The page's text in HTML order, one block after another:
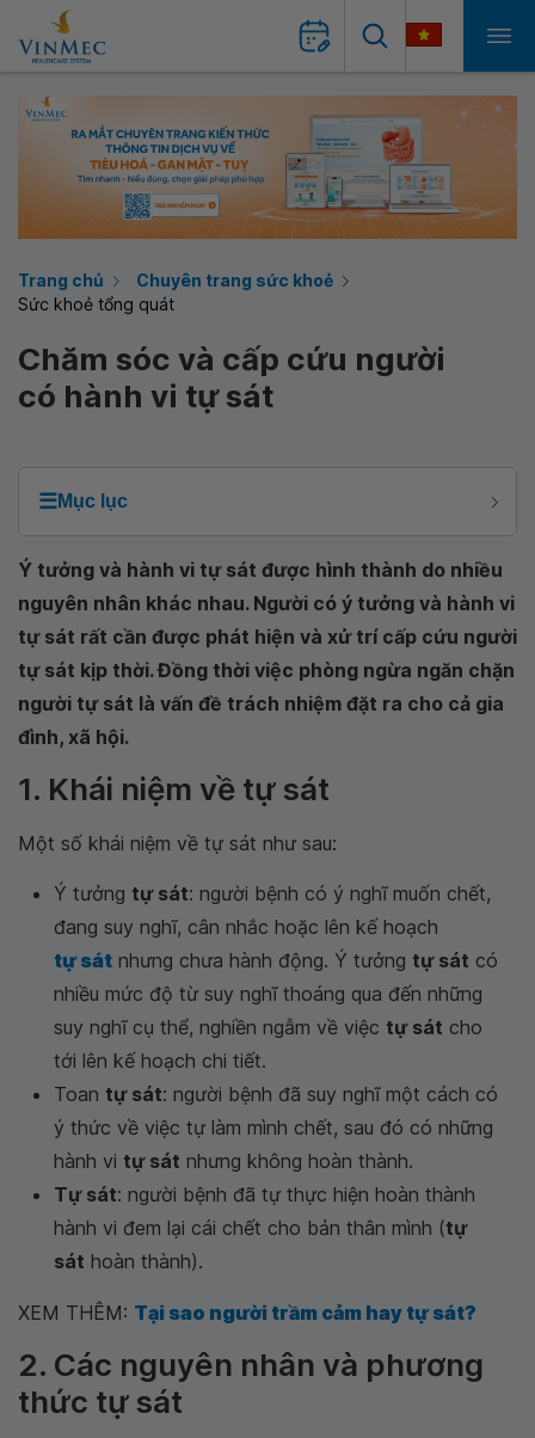
Trang chủ
Chuyên trang sức khoẻ
Sức khoẻ tổng quát
Chăm sóc và cấp cứu người
có hành vi tự sát
☰Mục lục
Ý tưởng và hành vi tự sát được hình thành do nhiều
nguyên nhân khác nhau. Người có ý tưởng và hành vi
tự sát rất cần được phát hiện và xử trí cấp cứu người
tự sát kịp thời. Đồng thời việc phòng ngừa ngăn chặn
người tự sát là vấn đề trách nhiệm đặt ra cho cả gia
đình, xã hội.
1. Khái niệm về tự sát
Một số khái niệm về tự sát như sau:
Ý tưởng tự sát: người bệnh có ý nghĩ muốn chết,
đang suy nghĩ, cân nhắc hoặc lên kế hoạch
tự sát nhưng chưa hành động. Ý tưởng tự sát có
nhiều mức độ từ suy nghĩ thoáng qua đến những
suy nghĩ cụ thể, nghiền ngẫm về việc tự sát cho
tới lên kế hoạch chi tiết.
Toan tự sát: người bệnh đã suy nghĩ một cách có
ý thức về việc tự làm mình chết, sau đó có những
hành vi tự sát nhưng không hoàn thành.
Tự sát: người bệnh đã tự thực hiện hoàn thành
hành vi đem lại cái chết cho bản thân mình (tự
sát hoàn thành).
XEM THÊM: Tại sao người trầm cảm hay tự sát?
2. Các nguyên nhân và phương
thức tự sát